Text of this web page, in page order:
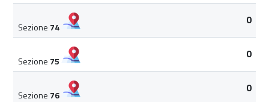
Sezione 74
0
Sezione 75
0
Sezione 76
0